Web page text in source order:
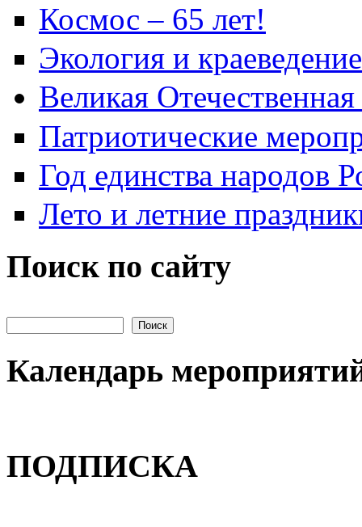
Космос – 65 лет!
Экология и краеведение
Великая
Патриотические
Год единства народов
Лето и летние
Поиск по сайту
Календарь
ПОДПИСКА